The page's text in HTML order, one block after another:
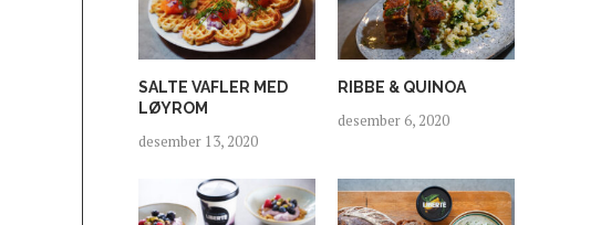
SALTE VAFLER MED
LØYROM
desember 13, 2020
RIBBE & QUINOA
desember 6, 2020